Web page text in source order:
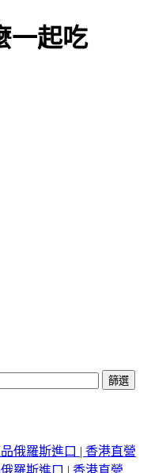
一起吃
篩選
羅斯進口 | 香港直營